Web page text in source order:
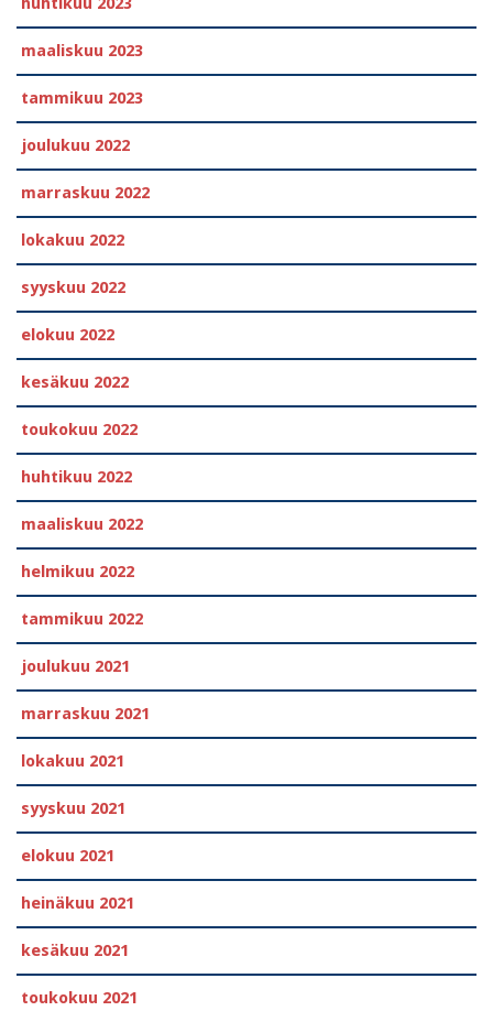
maaliskuu 2023
tammikuu 2023
joulukuu 2022
marraskuu 2022
lokakuu 2022
syyskuu 2022
elokuu 2022
kesäkuu 2022
toukokuu 2022
huhtikuu 2022
maaliskuu 2022
helmikuu 2022
tammikuu 2022
joulukuu 2021
marraskuu 2021
lokakuu 2021
syyskuu 2021
elokuu 2021
heinäkuu 2021
kesäkuu 2021
toukokuu 2021